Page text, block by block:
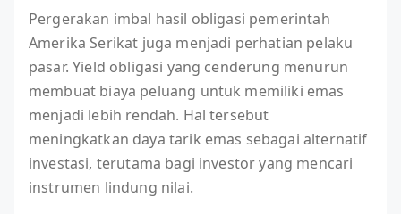
Pergerakan imbal hasil obligasi pemerintah
Amerika Serikat juga menjadi perhatian pelaku
pasar. Yield obligasi yang cenderung menurun
membuat biaya peluang untuk memiliki emas
menjadi lebih rendah. Hal tersebut
meningkatkan daya tarik emas sebagai alternatif
investasi, terutama bagi investor yang mencari
instrumen lindung nilai.